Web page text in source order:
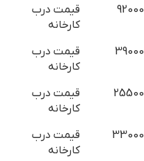
92000
قیمت درب
کارخانه
39000
قیمت درب
کارخانه
25500
قیمت درب
کارخانه
33000
قیمت درب
کارخانه